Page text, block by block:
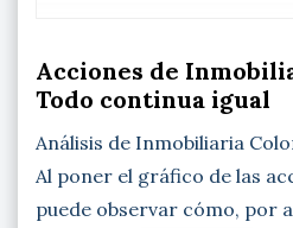
Acciones de
Todo continua igual
Análisis de Inmobiliaria
Al poner el gráfico de las
puede observar cómo, por